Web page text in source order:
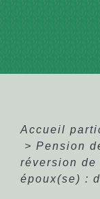
Accueil
> Pension
réversion
époux(se) :